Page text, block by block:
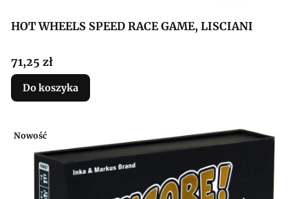
HOT WHEELS SPEED RACE GAME, LISCIANI
Cena
71,25 zł
Do koszyka
Nowość